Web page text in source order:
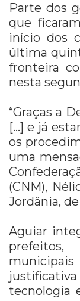
Parte dos
que
início dos
última
fronteira
nesta
“Graças a
[…] e já
os
uma
(CNM),
Jordânia,
Aguiar
prefeitos,
tecnologia